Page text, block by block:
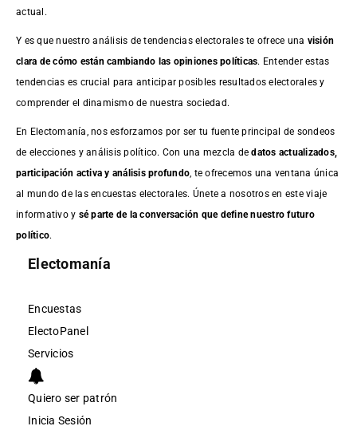
actual.
Y es que nuestro análisis de tendencias electorales te ofrece una visión
clara de cómo están cambiando las opiniones políticas. Entender estas
tendencias es crucial para anticipar posibles resultados electorales y
comprender el dinamismo de nuestra sociedad.
En Electomanía, nos esforzamos por ser tu fuente principal de sondeos
de elecciones y análisis político. Con una mezcla dedatos actualizados,
participación activa y análisis profundo , te ofrecemos una ventana única
al mundo de las encuestas electorales. Únete a nosotros en este viaje
informativo y sé parte de la conversación que define nuestro futuro
político.
Electomanía
Encuestas
ElectoPanel
Servicios
Quiero ser patrón
Inicia Sesión